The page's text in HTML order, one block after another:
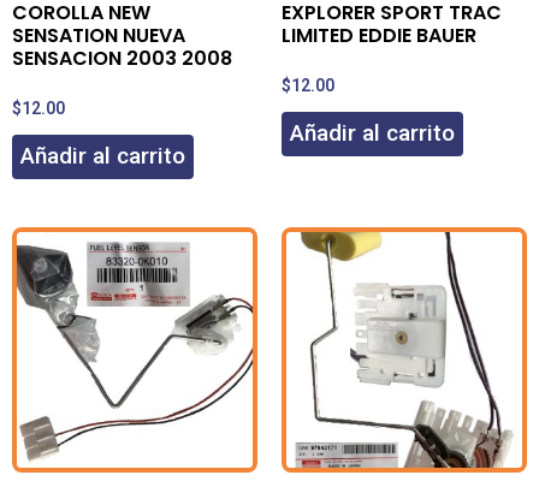
COROLLA NEW
SENSATION NUEVA
SENSACION 2003 2008
$12.00
Añadir al carrito
EXPLORER SPORT TRAC
LIMITED EDDIE BAUER
$12.00
Añadir al carrito